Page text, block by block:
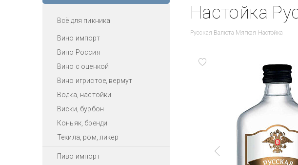
Всё для пикника
Вино импорт
Вино Россия
Вино с оценкой
Вино игристое, вермут
Водка, настойки
Виски, бурбон
Коньяк, бренди
Текила, ром, ликер
Пиво импорт
Настойка
Русская Валюта Мягкая Настойка